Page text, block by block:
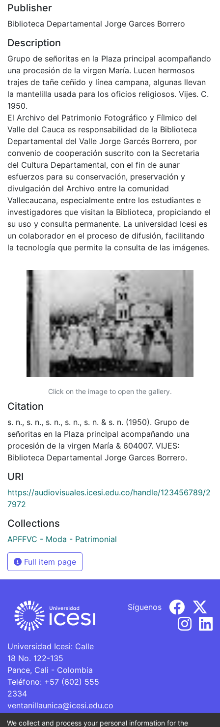
Publisher
Biblioteca Departamental Jorge Garces Borrero
Description
Grupo de señoritas en la Plaza principal acompañando
una procesión de la virgen María. Lucen hermosos
trajes de tañe ceñido y línea campana, algunas llevan
la mantelilla usada para los oficios religiosos. Vijes. C.
1950.
El Archivo del Patrimonio Fotográfico y Fílmico del
Valle del Cauca es responsabilidad de la Biblioteca
Departamental del Valle Jorge Garcés Borrero, por
convenio de cooperación suscrito con la Secretaria
del Cultura Departamental, con el fin de aunar
esfuerzos para su conservación, preservación y
divulgación del Archivo entre la comunidad
Vallecaucana, especialmente entre los estudiantes e
investigadores que visitan la Biblioteca, propiciando el
su uso y consulta permanente. La universidad Icesi es
un colaborador en el proceso de difusión, facilitando
la tecnología que permite la consulta de las imágenes.
Click on the image to open the gallery.
Citation
s. n., s. n., s. n., s. n., s. n. & s. n. (1950). Grupo de
señoritas en la Plaza principal acompañando una
procesión de la virgen María & 604007. VIJES:
Biblioteca Departamental Jorge Garces Borrero.
URI
https://audiovisuales.icesi.edu.co/handle/123456789/2
7972
Collections
APFFVC - Moda - Patrimonial
Full item page
Universidad Icesi: Calle
18 No. 122-135
Pance, Cali - Colombia
Teléfono: +57 (602) 555
2334
ventanillaunica@icesi.edu.co
Síguenos
We collect and process your personal information for the